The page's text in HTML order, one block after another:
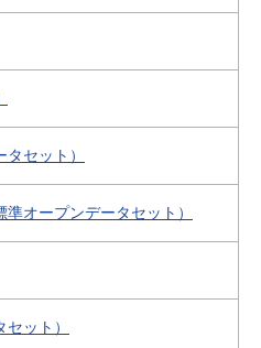
セット）
オープンデータセット）
ット）